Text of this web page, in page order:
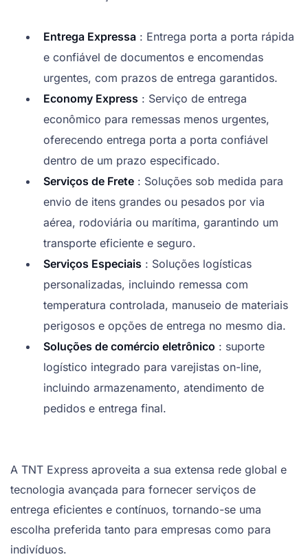
Entrega Expressa : Entrega porta a porta rápida
e confiável de documentos e encomendas
urgentes, com prazos de entrega garantidos.
Economy Express : Serviço de entrega
econômico para remessas menos urgentes,
oferecendo entrega porta a porta confiável
dentro de um prazo especificado.
Serviços de Frete : Soluções sob medida para
envio de itens grandes ou pesados por via
aérea, rodoviária ou marítima, garantindo um
transporte eficiente e seguro.
Serviços Especiais : Soluções logísticas
personalizadas, incluindo remessa com
temperatura controlada, manuseio de materiais
perigosos e opções de entrega no mesmo dia.
Soluções de comércio eletrônico : suporte
logístico integrado para varejistas on-line,
incluindo armazenamento, atendimento de
pedidos e entrega final.
A TNT Express aproveita a sua extensa rede global e
tecnologia avançada para fornecer serviços de
entrega eficientes e contínuos, tornando-se uma
escolha preferida tanto para empresas como para
indivíduos.